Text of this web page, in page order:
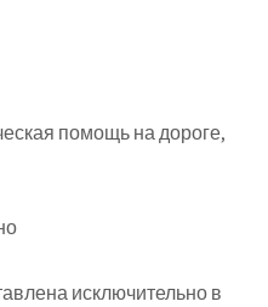
помощь на дороге,
исключительно в